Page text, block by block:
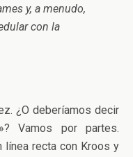
y, a menudo,
con la
¿O deberíamos decir
Vamos por partes.
línea recta con Kroos y